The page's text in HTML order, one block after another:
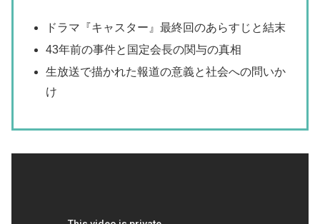
ドラマ『キャスター』最終回のあらすじと結末
43年前の事件と国定会長の関与の真相
生放送で描かれた報道の意義と社会への問いか
け